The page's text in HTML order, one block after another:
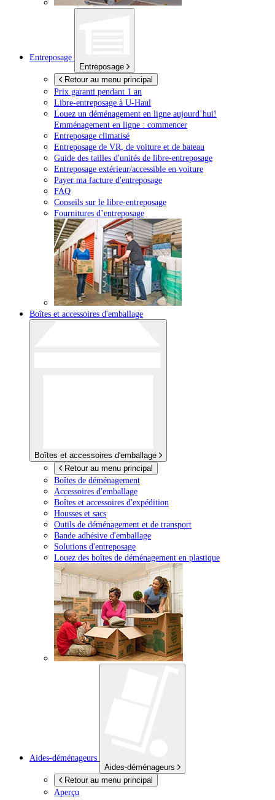
Entreposage
Entreposage
Retour au menu principal
Prix garanti pendant 1 an
Libre-entreposage à U-Haul
Louez un déménagement en ligne aujourd’hui!
Emménagement en ligne : commencer
Entreposage climatisé
Entreposage de VR, de voiture et de bateau
Guide des tailles d'unités de libre-entreposage
Entreposage extérieur/accessible en voiture
Payer ma facture d'entreposage
FAQ
Conseils sur le libre-entreposage
Fournitures d’entreposage
Boîtes et accessoires d'emballage
Boîtes et accessoires d'emballage
Retour au menu principal
Boîtes de déménagement
Accessoires d'emballage
Boîtes et accessoires d'expédition
Housses et sacs
Outils de déménagement et de transport
Bande adhésive d'emballage
Solutions d'entreposage
Louez des boîtes de déménagement en plastique
Aides-déménageurs
Aides-déménageurs
Retour au menu principal
Aperçu